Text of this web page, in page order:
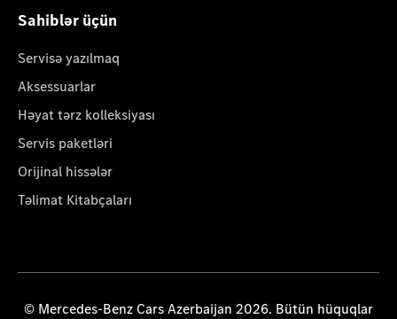
Sahiblər üçün
Servisə yazılmaq
Aksessuarlar
Həyat tərz kolleksiyası
Servis paketləri
Orijinal hissələr
Təlimat Kitabçaları
© Mercedes-Benz Cars Azerbaijan 2026. Bütün hüquqlar